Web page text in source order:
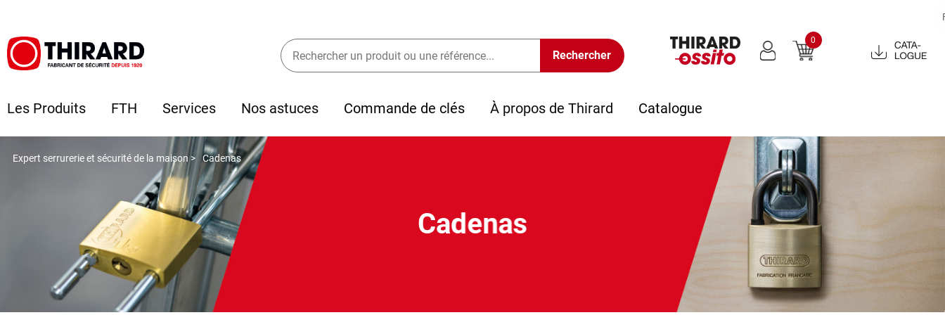
0
Catalogue
2022
Les Produits FTH Services Nos astuces Commande de clés À propos de Thirard Catalogue
Expert serrurerie et sécurité de la maison > Cadenas
Cadenas